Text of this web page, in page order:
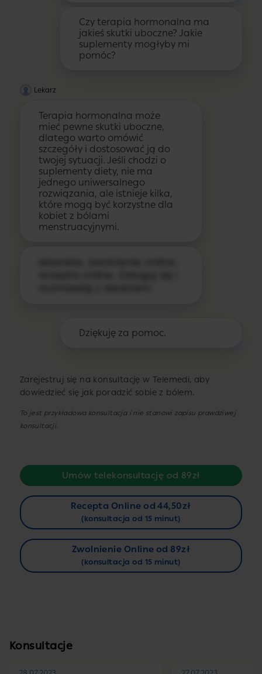
Czy terapia hormonalna ma
jakieś skutki uboczne? Jakie
suplementy mogłyby mi
pomóc?
Lekarz
Terapia hormonalna może
mieć pewne skutki uboczne,
dlatego warto omówić
szczegóły i dostosować ją do
twojej sytuacji. Jeśli chodzi o
suplementy diety, nie ma
jednego uniwersalnego
rozwiązania, ale istnieje kilka,
które mogą być korzystne dla
kobiet z bólami
menstruacyjnymi.
Dziękuję za pomoc.
Zarejestruj się na konsultację w Telemedi, aby
dowiedzieć się jak poradzić sobie z bólem.
To jest przykładowa konsultacja i nie stanowi zapisu prawdziwej
konsultacji.
Umów telekonsultację od 89zł
Recepta Online od 44,50zł
(konsultacja od 15 minut)
Zwolnienie Online od 89zł
(konsultacja od 15 minut)
Konsultacje